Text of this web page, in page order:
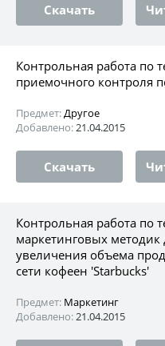
Скачать
Контрольная работа по
приемочного контроля
Предмет:Другое
Добавлено:21.04.2015
Скачать
Контрольная работа по
маркетинговых
увеличения объема
сети кофеен 'Starbucks'
Предмет: Маркетинг
Добавлено:21.04.2015